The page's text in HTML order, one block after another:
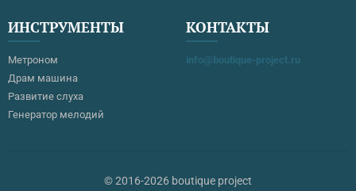
ИНСТРУМЕНТЫ
Метроном
Драм машина
Развитие слуха
Генератор мелодий
КОНТАКТЫ
info@boutique-project.ru
© 2016-2026 boutique project